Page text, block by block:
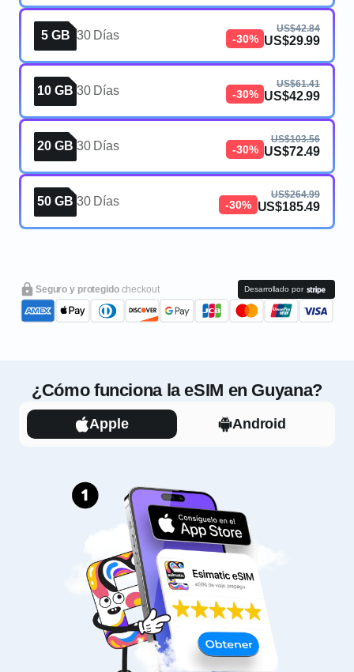
5 GB 30 Días -30%
US$42.84
US$29.99
10 GB 30 Días -30%
US$61.41
US$42.99
20 GB 30 Días -30%
US$103.56
US$72.49
50 GB 30 Días -30%
US$264.99
US$185.49
Seguro y protegido checkout Desarrollado por
¿Cómo funciona la eSIM en Guyana?
Apple Android